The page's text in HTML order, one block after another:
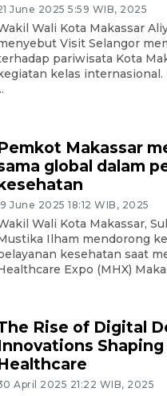
June 2025 5:59 WIB, 2025
Wali Kota Makassar
Visit Selangor
pariwisata Kota
kelas internasional.
Makassar
global dalam
June 2025 18:12 WIB, 2025
Wali Kota Makassar,
Ilham mendorong
kesehatan saat
Expo (MHX)
Rise of Digital
April 2025 21:22 WIB, 2025
FOTO -
HUT ke-80
Yogyakarta